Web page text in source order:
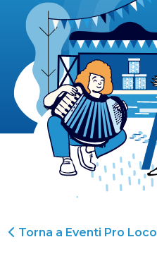
Torna a Eventi Pro Loco